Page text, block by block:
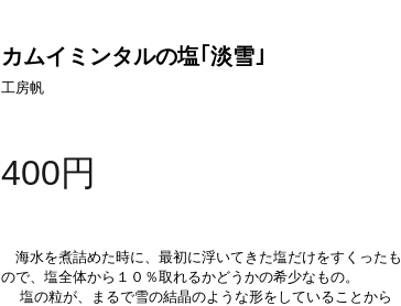
カムイミンタルの塩｢淡雪｣
工房帆
400円
海水を煮詰めた時に、最初に浮いてきた塩だけをすくったも
ので、塩全体から１０％取れるかどうかの希少なもの。
塩の粒が、まるで雪の結晶のような形をしていることから